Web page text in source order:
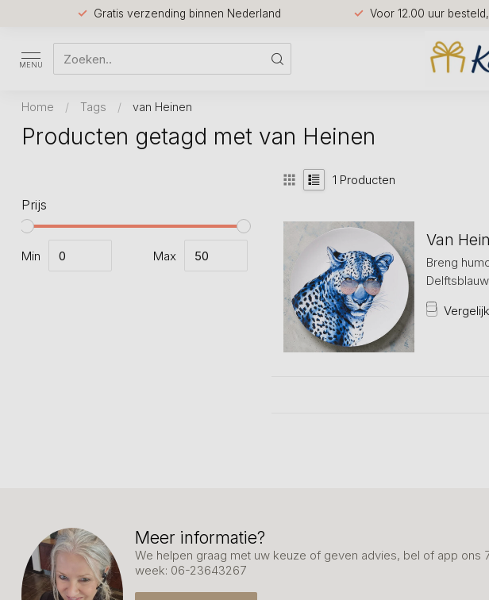
Gratis verzending binnen Nederland Voor 12.00 uur
MENU
Home / Tags / van Heinen
Producten getagd met van Heinen
Prijs
Min Max
1 Producten
Van
Breng
Vergelijk
Meer informatie?
We helpen graag met uw keuze of geven advies, bel of app ons
week: 06-23643267